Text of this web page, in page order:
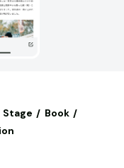
Stage
Book